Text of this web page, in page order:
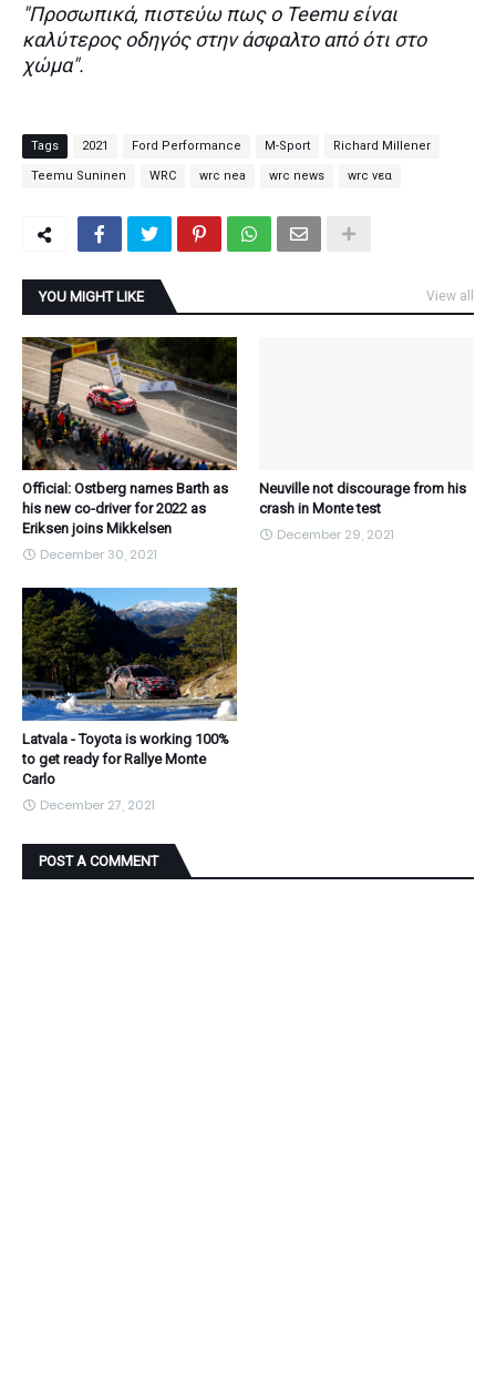
"Προσωπικά, πιστεύω πως ο Teemu είναι
καλύτερος οδηγός στην άσφαλτο από ότι στο
χώμα".
Tags 2021 Ford Performance M-Sport Richard Millener
Teemu Suninen WRC wrc nea wrc news wrc νεα
YOU MIGHT LIKE View all
Official: Ostberg names Barth as
his new co-driver for 2022 as
Eriksen joins Mikkelsen
December 30, 2021
Neuville not discourage from his
crash in Monte test
December 29, 2021
Latvala - Toyota is working 100%
to get ready for Rallye Monte
Carlo
December 27, 2021
POST A COMMENT